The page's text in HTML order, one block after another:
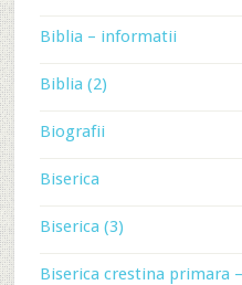
Biblia – informatii
Biblia (2)
Biografii
Biserica
Biserica (3)
Biserica crestina primara